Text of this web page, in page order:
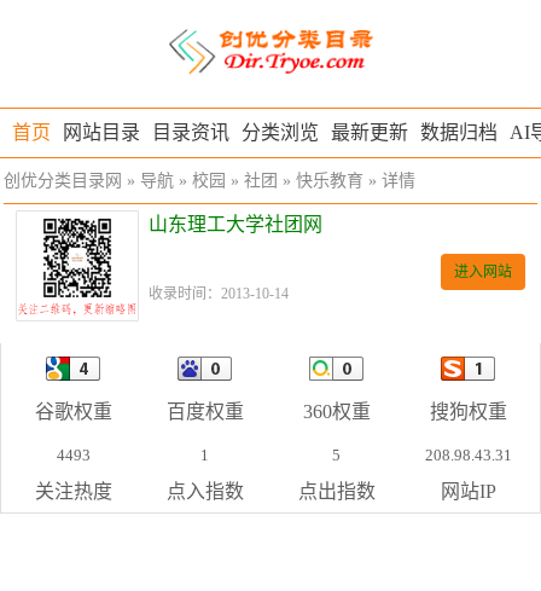
首页 网站目录 目录资讯 分类浏览 最新更新 数据归档 AI
创优分类目录网 » 导航 » 校园 » 社团 » 快乐教育 » 详情
山东理工大学社团网
收录时间：2013-10-14
进入网站
谷歌权重 百度权重 360权重 搜狗权重
4493
关注热度
1
点入指数
5
点出指数
208.98.43.31
网站IP